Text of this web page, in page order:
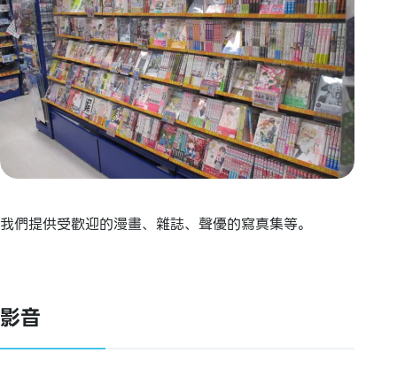
我們提供受歡迎的漫畫、雜誌、聲優的寫真集等。
影音